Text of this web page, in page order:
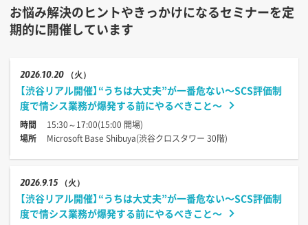
お悩み解決のヒントやきっかけになるセミナーを定
期的に開催しています
202610.20 （火）
【渋谷リアル開催】“うちは大丈夫”が一番危ない〜SCS評価制
度で情シス業務が爆発する前にやるべきこと〜
時間
15:30～17:00(15:00 開場)
場所
Microsoft Base Shibuya(渋谷クロスタワー 30階)
20269.15 （火）
【渋谷リアル開催】“うちは大丈夫”が一番危ない〜SCS評価制
度で情シス業務が爆発する前にやるべきこと〜